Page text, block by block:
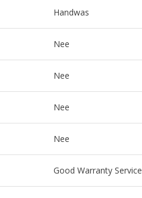
Handwas
Nee
Nee
Nee
Nee
Good Warranty Service